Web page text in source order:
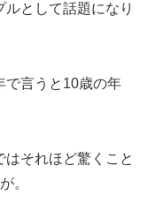
として話題になり
で言うと10歳の年
それほど驚くこと
。